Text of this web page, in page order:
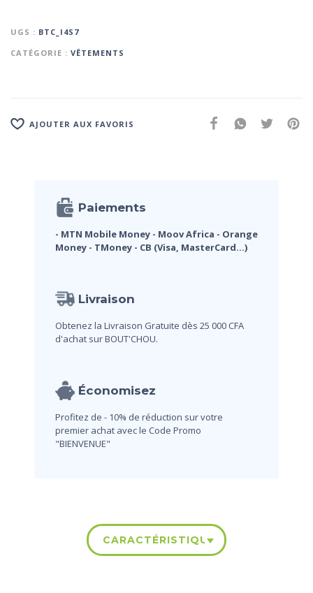
UGS : BTC_I4S7
CATÉGORIE : VÊTEMENTS
AJOUTER AUX FAVORIS
Paiements
- MTN Mobile Money - Moov Africa - Orange
Money - TMoney - CB (Visa, MasterCard...)
Livraison
Obtenez la Livraison Gratuite dès 25 000 CFA
d'achat sur BOUT'CHOU.
Économisez
Profitez de - 10% de réduction sur votre
premier achat avec le Code Promo
"BIENVENUE"
CARACTÉRISTIQUES